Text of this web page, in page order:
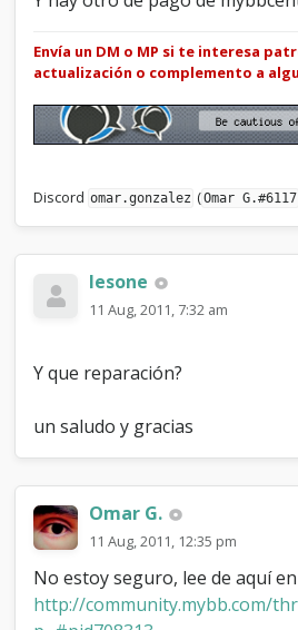
Envía un DM o MP si te interesa
actualización o complemento a
Discord omar.gonzalez (Omar G.#6117
lesone
11 Aug, 2011, 7:32 am
Y que reparación?
un saludo y gracias
Omar G.
11 Aug, 2011, 12:35 pm
No estoy seguro, lee de aquí
http://community.mybb.com/